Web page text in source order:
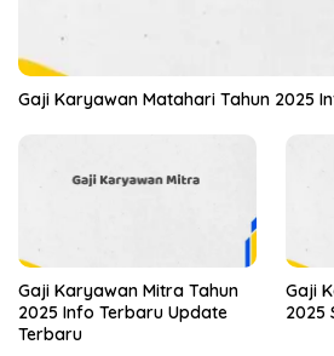
Gaji Karyawan Matahari Tahun 2025
Gaji Karyawan Mitra Tahun
2025 Info Terbaru Update
Terbaru
Gaji
2025